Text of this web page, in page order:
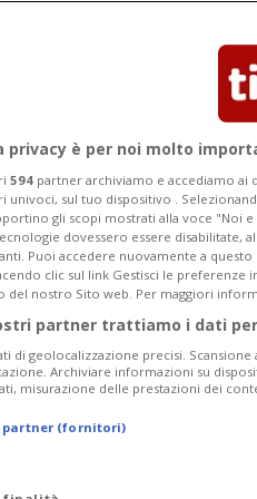
Data Fine
Monday 10
privacy è per noi molto
594 partner archiviamo e accediamo ai
univoci, sul tuo dispositivo .
gli scopi mostrati alla voce "Noi
dovessero essere disabilitate,
Puoi accedere nuovamente a
clic sul link Gestisci le preferenze
del nostro Sito web. Per maggiori
partner trattiamo i dati
di geolocalizzazione precisi.
Archiviare informazioni su
misurazione delle prestazioni dei
partner (fornitori)